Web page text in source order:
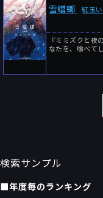
雪蟷螂 紅玉
『ミミズクと夜
なたを、喰べて
検索サンプル
■年度毎のランキング